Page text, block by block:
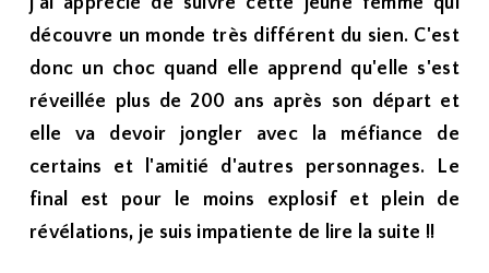
découvre un monde très différent du sien. C'est
donc un choc quand elle apprend qu'elle s'est
réveillée plus de 200 ans après son départ et
elle va devoir jongler avec la méfiance de
certains et l'amitié d'autres personnages. Le
final est pour le moins explosif et plein de
révélations, je suis impatiente de lire la suite !!